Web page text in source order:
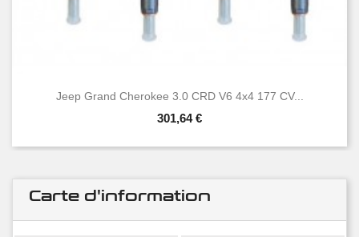
Jeep Grand Cherokee 3.0 CRD V6 4x4 177 CV...
301,64 €
Carte d'information